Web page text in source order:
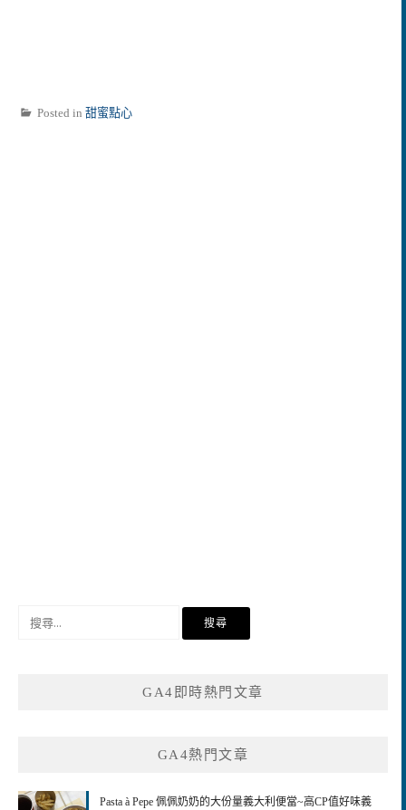
Posted in 甜蜜點心
GA4即時熱門文章
GA4熱門文章
Pasta à Pepe 佩佩奶奶的大份量義大利便當~高CP值好味義